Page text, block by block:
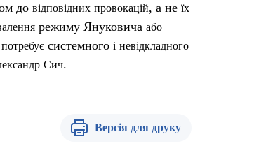
до відповідних провокацій, а не їх
режиму Януковича або
потребує системного і невідкладного
Сич.
Версія для друку